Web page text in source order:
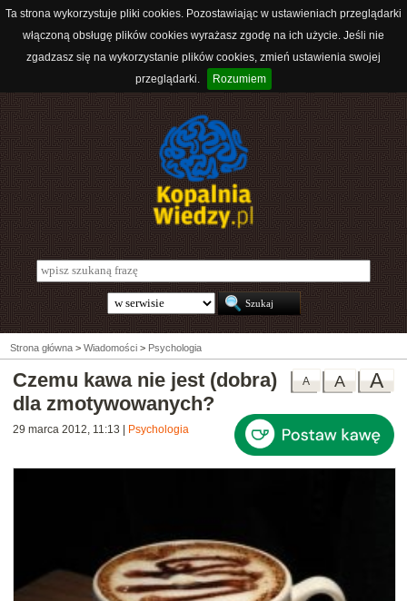
Ta strona wykorzystuje pliki cookies. Pozostawiając w ustawieniach przeglądarki
włączoną obsługę plików cookies wyrażasz zgodę na ich użycie. Jeśli nie
zgadzasz się na wykorzystanie plików cookies, zmień ustawienia swojej
przeglądarki.
Rozumiem
Strona główna > Wiadomości > Psychologia
A
A
A
Czemu kawa nie jest (dobra)
dla zmotywowanych?
29 marca 2012, 11:13 Psychologia